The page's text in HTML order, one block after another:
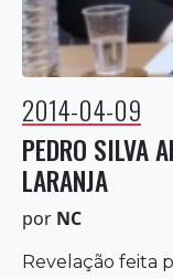
2014-04-09
PEDRO SILVA
LARANJA
por NC
Revelação feita